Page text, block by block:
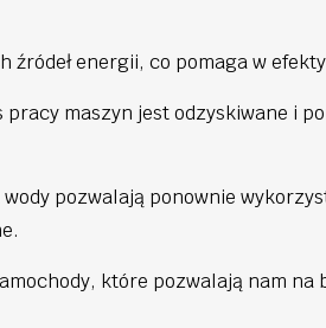
źródeł energii, co pomaga w
pracy maszyn jest odzyskiwane i
pozwalają ponownie
które pozwalają nam